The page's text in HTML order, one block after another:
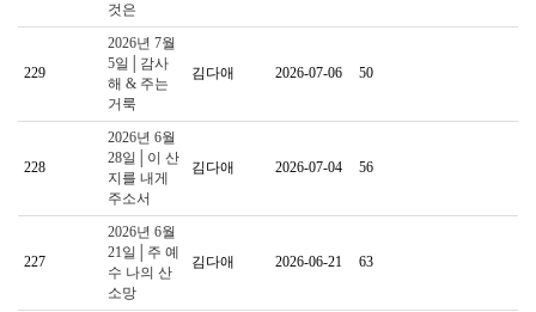
것은
229
2026년 7월
5일│감사
해 & 주는
거룩
김다애 2026-07-06 50
228
2026년 6월
28일│이 산
지를 내게
주소서
김다애 2026-07-04 56
227
2026년 6월
21일│주 예
수 나의 산
소망
김다애 2026-06-21 63